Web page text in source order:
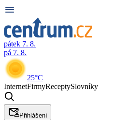
pátek 7. 8.
pá 7. 8.
25°C
InternetFirmyReceptySlovníky
Přihlášení